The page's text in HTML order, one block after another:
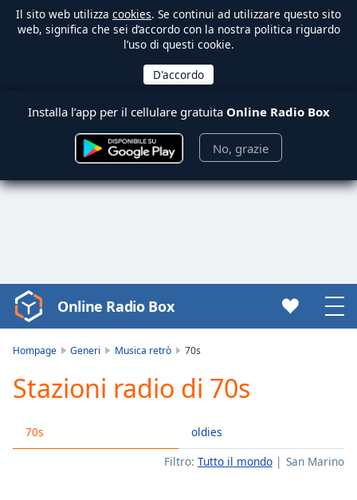
Il sito web utilizza cookies. Se continui ad utilizzare questo sito
web, significa che sei d’accordo con la nostra politica riguardo
l’uso di questi cookie.
Installa l’app per il cellulare gratuita Online Radio Box
No, grazie
Video
Player
Play
Video
Skip
Online Radio Box
Hompage Generi Musica retrò 70s
Stazioni radio di 70s
70s
oldies
Filtro: Tutto il mondo San Marino